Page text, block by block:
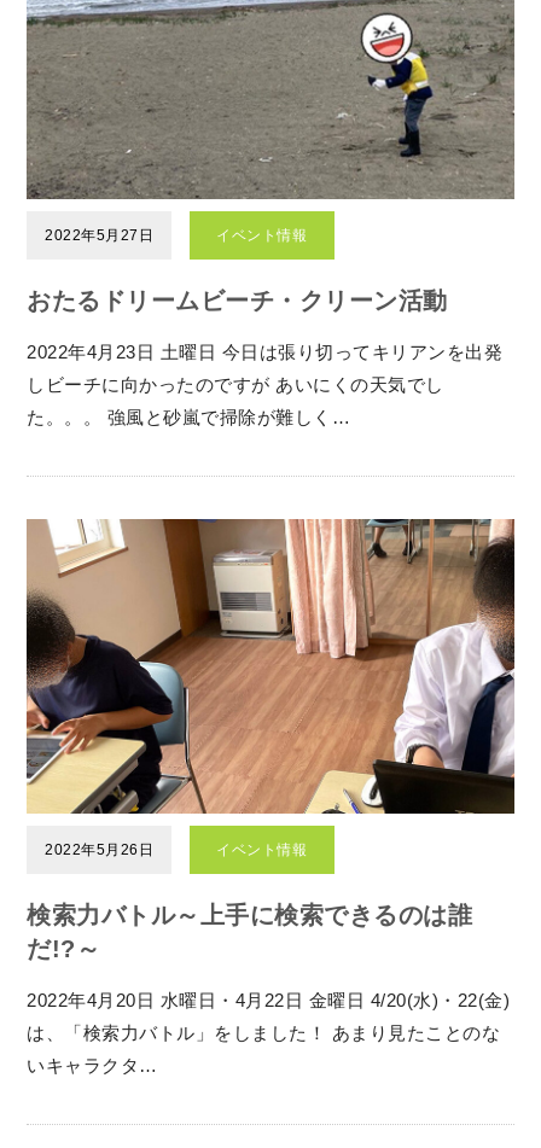
2022年5月27日 イベント情報
おたるドリームビーチ・クリーン活動
2022年4月23日 土曜日 今日は張り切ってキリアンを出発
しビーチに向かったのですが あいにくの天気でし
た。。。 強風と砂嵐で掃除が難しく…
2022年5月26日 イベント情報
検索力バトル～上手に検索できるのは誰
だ!?～
2022年4月20日 水曜日・4月22日 金曜日 4/20(水)・22(金)
は、「検索力バトル」をしました！ あまり見たことのな
いキャラクタ…